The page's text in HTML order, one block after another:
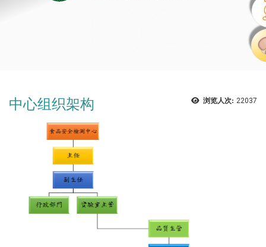
浏览人次: 22037
中心组织架构